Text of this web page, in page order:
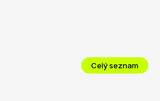
Celý seznam